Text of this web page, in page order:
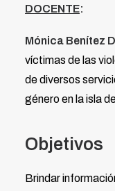
DOCENTE:
Mónica Benítez
víctimas de las
de diversos
género en la isla
Objetivos
Brindar